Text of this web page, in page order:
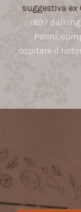
suggestiva ex
1897
Perini,
ospitare il